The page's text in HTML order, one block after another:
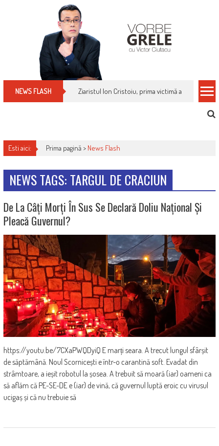
NEWS FLASH Ziaristul Ion Cristoiu, prima victimă a noi
Esti aici: Prima pagină > News Flash
NEWS TAGS: TARGUL DE CRACIUN
De La Câți Morți În Sus Se Declară Doliu Național Și
Pleacă Guvernul?
https://youtu.be/7CXaPWQDyiQ E marți seara. A trecut lungul sfârșit
de săptămână. Noul Scornicești e într-o carantină soft. Evadat din
strâmtoare, a ieșit robotul la șosea. A trebuit să moară (iar) oameni ca
să aflăm că PE-SE-DE e (iar) de vină, că guvernul luptă eroic cu virusul
ucigaș și că nu trebuie să